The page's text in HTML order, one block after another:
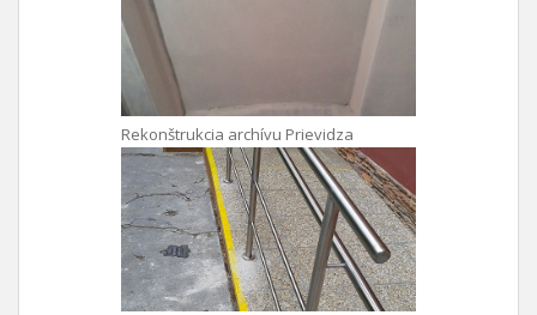
Rekonštrukcia archívu Prievidza